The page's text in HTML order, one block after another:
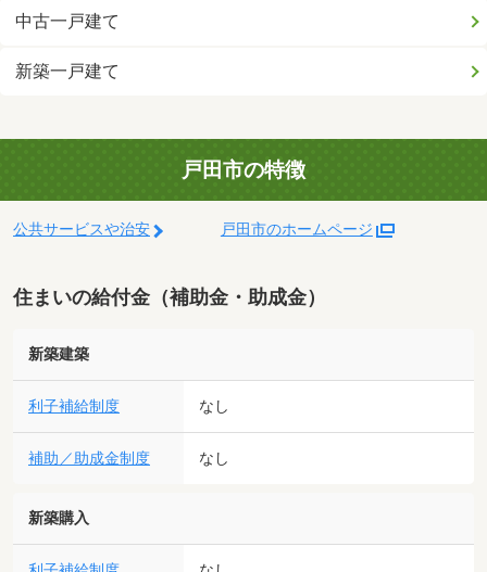
中古一戸建て
新築一戸建て
戸田市の特徴
公共サービスや治安 戸田市のホームページ
住まいの給付金（補助金・助成金）
新築建築
利子補給制度 なし
補助／助成金制度 なし
新築購入